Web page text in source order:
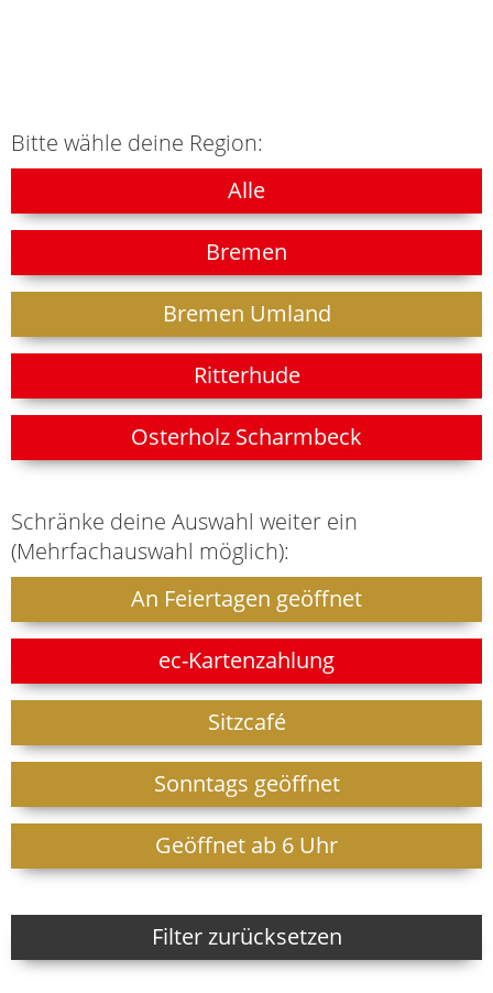
Bitte wähle deine Region:
Alle
Bremen
Bremen Umland
Ritterhude
Osterholz Scharmbeck
Schränke deine Auswahl weiter ein
(Mehrfachauswahl möglich):
An Feiertagen geöffnet
ec-Kartenzahlung
Sitzcafé
Sonntags geöffnet
Geöffnet ab 6 Uhr
Filter zurücksetzen